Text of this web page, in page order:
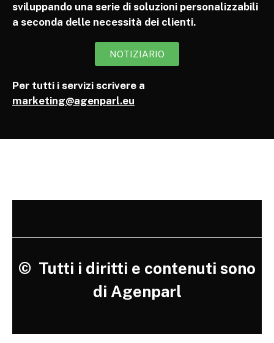
sviluppando una serie di soluzioni personalizzabili
a seconda delle necessità dei clienti.
NOTIZIARIO
Per tutti i servizi scrivere a
marketing@agenparl.eu
© Tutti i diritti e contenuti sono
di Agenparl